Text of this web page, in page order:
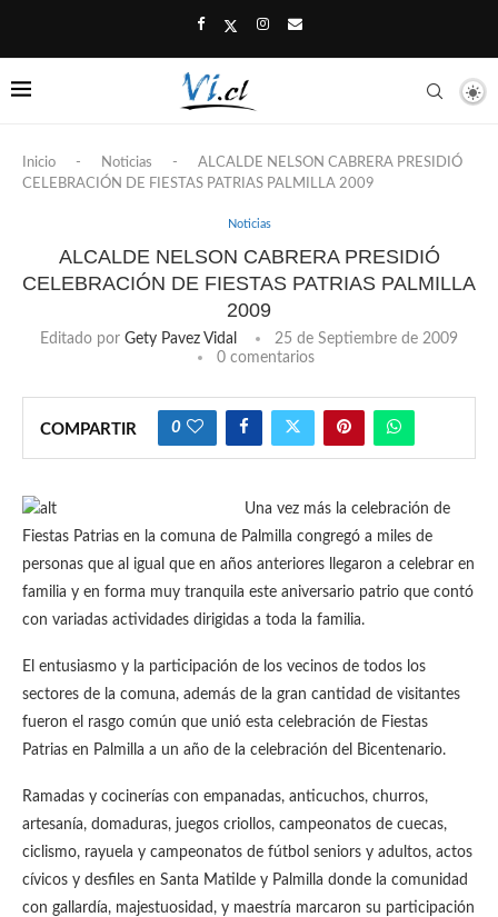
Inicio - Noticias -
ALCALDE NELSON CABRERA PRESIDIÓ
CELEBRACIÓN DE FIESTAS PATRIAS PALMILLA 2009
Noticias
ALCALDE NELSON CABRERA PRESIDIÓ
CELEBRACIÓN DE FIESTAS PATRIAS PALMILLA
2009
Editado por Gety Pavez Vidal
25 de Septiembre de 2009
0 comentarios
COMPARTIR 0
Una vez más la celebración de
Fiestas Patrias en la comuna de Palmilla congregó a miles de
personas que al igual que en años anteriores llegaron a celebrar en
familia y en forma muy tranquila este aniversario patrio que contó
con variadas actividades dirigidas a toda la familia.
El entusiasmo y la participación de los vecinos de todos los
sectores de la comuna, además de la gran cantidad de visitantes
fueron el rasgo común que unió esta celebración de Fiestas
Patrias en Palmilla a un año de la celebración del Bicentenario.
Ramadas y cocinerías con empanadas, anticuchos, churros,
artesanía, domaduras, juegos criollos, campeonatos de cuecas,
ciclismo, rayuela y campeonatos de fútbol seniors y adultos, actos
cívicos y desfiles en Santa Matilde y Palmilla donde la comunidad
con gallardía, majestuosidad, y maestría marcaron su participación